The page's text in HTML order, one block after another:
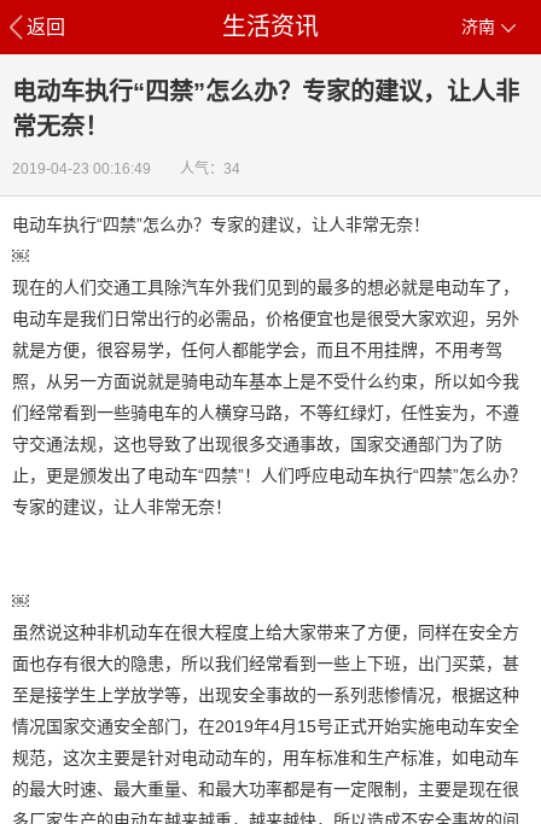
返回 济南
生活资讯
电动车执行“四禁”怎么办？专家的建议，让人非
常无奈！
2019-04-23 00:16:49 人气：34
电动车执行“四禁”怎么办？专家的建议，让人非常无奈！
￼
现在的人们交通工具除汽车外我们见到的最多的想必就是电动车了，
电动车是我们日常出行的必需品，价格便宜也是很受大家欢迎，另外
就是方便，很容易学，任何人都能学会，而且不用挂牌，不用考驾
照，从另一方面说就是骑电动车基本上是不受什么约束，所以如今我
们经常看到一些骑电车的人横穿马路，不等红绿灯，任性妄为，不遵
守交通法规，这也导致了出现很多交通事故，国家交通部门为了防
止，更是颁发出了电动车“四禁”！人们呼应电动车执行“四禁”怎么办？
专家的建议，让人非常无奈！
￼
虽然说这种非机动车在很大程度上给大家带来了方便，同样在安全方
面也存有很大的隐患，所以我们经常看到一些上下班，出门买菜，甚
至是接学生上学放学等，出现安全事故的一系列悲惨情况，根据这种
情况国家交通安全部门，在2019年4月15号正式开始实施电动车安全
规范，这次主要是针对电动动车的，用车标准和生产标准，如电动车
的最大时速、最大重量、和最大功率都是有一定限制，主要是现在很